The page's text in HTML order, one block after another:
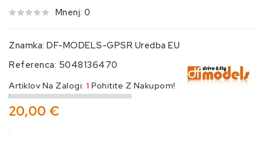
Mnenj: 0
Znamka: DF-MODELS-GPSR Uredba EU
Referenca: 5048136470
Artiklov Na Zalogi: 1 Pohitite Z Nakupom!
20,00 €
.